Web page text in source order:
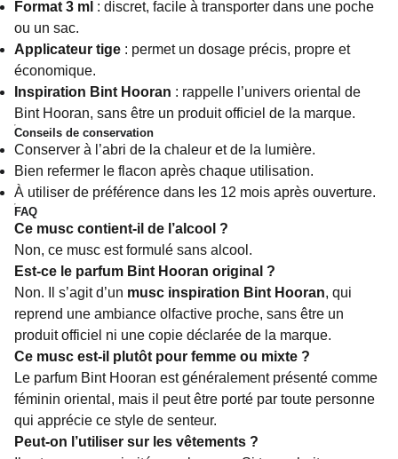
Format 3 ml : discret, facile à transporter dans une poche
ou un sac.
Applicateur tige : permet un dosage précis, propre et
économique.
Inspiration Bint Hooran : rappelle l’univers oriental de
Bint Hooran, sans être un produit officiel de la marque.
Conseils de conservation
Conserver à l’abri de la chaleur et de la lumière.
Bien refermer le flacon après chaque utilisation.
À utiliser de préférence dans les 12 mois après ouverture.
FAQ
Ce musc contient-il de l’alcool ?
Non, ce musc est formulé sans alcool.
Est-ce le parfum Bint Hooran original ?
Non. Il s’agit d’un musc inspiration Bint Hooran, qui
reprend une ambiance olfactive proche, sans être un
produit officiel ni une copie déclarée de la marque.
Ce musc est-il plutôt pour femme ou mixte ?
Le parfum Bint Hooran est généralement présenté comme
féminin oriental, mais il peut être porté par toute personne
qui apprécie ce style de senteur.
Peut-on l’utiliser sur les vêtements ?